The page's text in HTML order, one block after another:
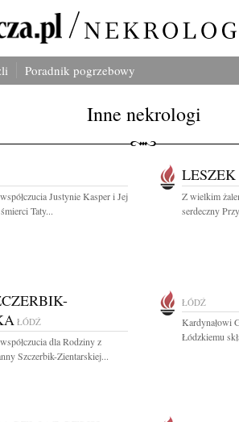
Poradnik pogrzebowy
Inne nekrologi
Justynie Kasper i Jej
Taty...
Z wielkim
serdeczny
ŁÓDŹ
dla Rodziny z
Szczerbik-Zientarskiej...
ŁÓDŹ
Kardynałowi
Łódzkiemu